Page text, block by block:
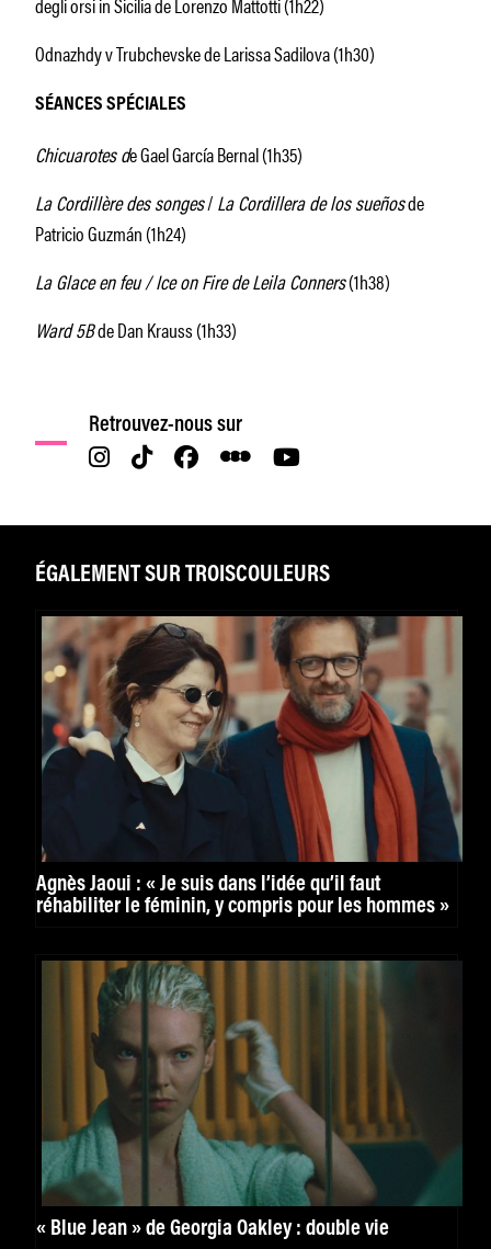
Odnazhdy v Trubchevske de Larissa Sadilova (1h30)
SÉANCES SPÉCIALES
Chicuarotes de Gael García Bernal (1h35)
La Cordillère des songes/La Cordillera de los sueñosde
Patricio Guzmán (1h24)
La Glace en feu / Ice on Fire de Leila Conners(1h38)
Ward 5Bde Dan Krauss (1h33)
Retrouvez-nous sur
ÉGALEMENT SUR TROISCOULEURS
Agnès Jaoui : « Je suis dans l’idée qu’il faut
réhabiliter le féminin, y compris pour les hommes »
« Blue Jean » de Georgia Oakley : double vie